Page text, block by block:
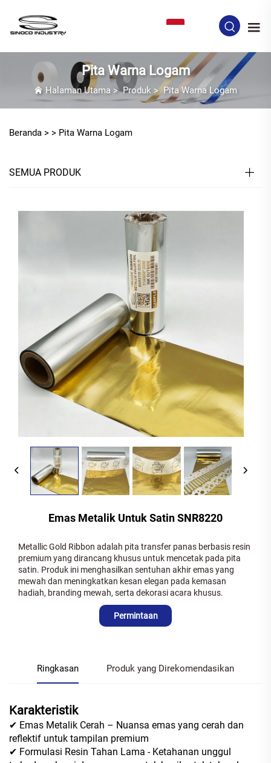
Pita Warna Logam
Halaman Utama >Produk > Pita Warna Logam
Beranda > > Pita Warna Logam
SEMUA PRODUK
Emas Metalik Untuk Satin SNR8220
Metallic Gold Ribbon adalah pita transfer panas berbasis resin
premium yang dirancang khusus untuk mencetak pada pita
satin. Produk ini menghasilkan sentuhan akhir emas yang
mewah dan meningkatkan kesan elegan pada kemasan
hadiah, branding mewah, serta dekorasi acara khusus.
Permintaan
Ringkasan Produk yang Direkomendasikan
Karakteristik
✔ Emas Metalik Cerah – Nuansa emas yang cerah dan
reflektif untuk tampilan premium
✔ Formulasi Resin Tahan Lama - Ketahanan unggul